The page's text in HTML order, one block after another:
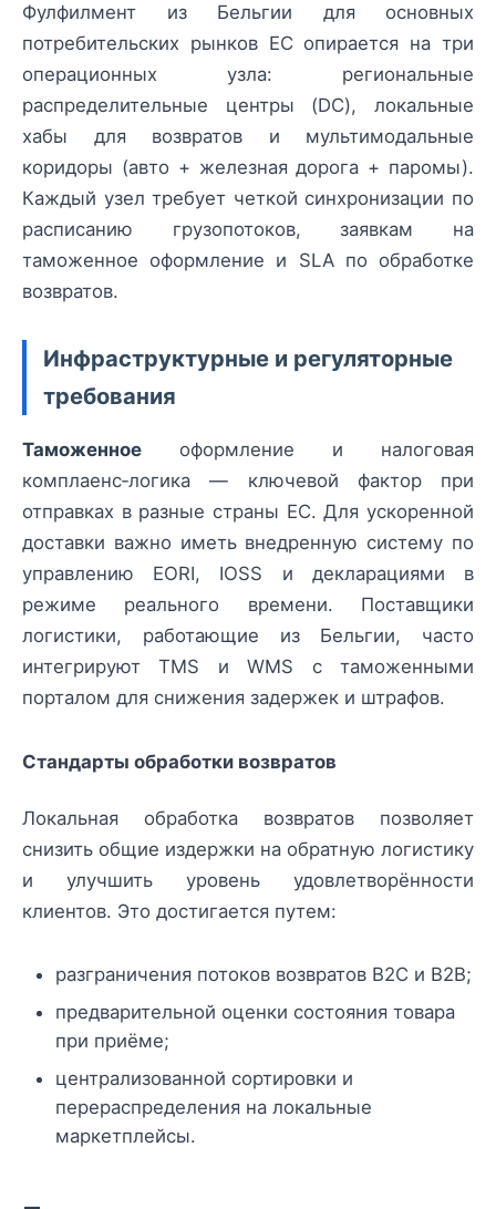
Фулфилмент из Бельгии для основных
потребительских рынков ЕС опирается на три
операционных узла: региональные
распределительные центры (DC), локальные
хабы для возвратов и мультимодальные
коридоры (авто + железная дорога + паромы).
Каждый узел требует четкой синхронизации по
расписанию грузопотоков, заявкам на
таможенное оформление и SLA по обработке
возвратов.
Инфраструктурные и регуляторные
требования
Таможенное оформление и налоговая
комплаенс‑логика — ключевой фактор при
отправках в разные страны ЕС. Для ускоренной
доставки важно иметь внедренную систему по
управлению EORI, IOSS и декларациями в
режиме реального времени. Поставщики
логистики, работающие из Бельгии, часто
интегрируют TMS и WMS с таможенными
порталом для снижения задержек и штрафов.
Стандарты обработки возвратов
Локальная обработка возвратов позволяет
снизить общие издержки на обратную логистику
и улучшить уровень удовлетворённости
клиентов. Это достигается путем:
разграничения потоков возвратов B2C и B2B;
предварительной оценки состояния товара
при приёме;
централизованной сортировки и
перераспределения на локальные
маркетплейсы.